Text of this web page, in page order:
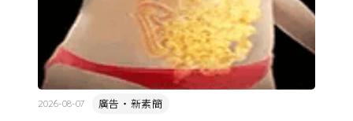
廣告・新素簡
2026-08-07